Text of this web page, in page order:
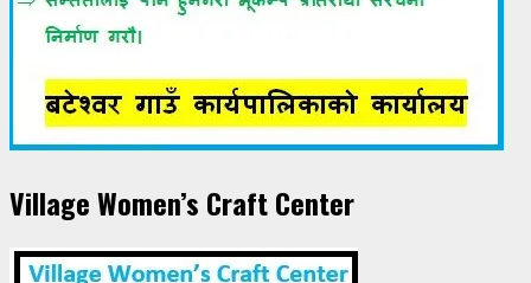
Village Women’s Craft Center